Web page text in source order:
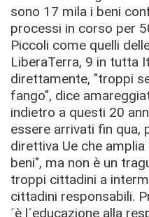
sono 17 mila i beni
processi in corso per
Piccoli come quelli
LiberaTerra, 9 in tutta
direttamente, "troppi
fango", dice
indietro a questi 20
essere arrivati fin qua,
direttiva Ue che amplia
beni", ma non è un
troppi cittadini a
cittadini responsabili.
´è l´educazione alla